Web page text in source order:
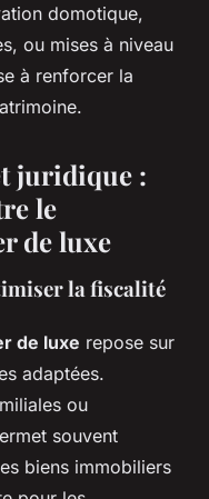
domotique,
ou mises à niveau
à renforcer la
juridique :
le
de luxe
la fiscalité
de luxe repose sur
adaptées.
ou
souvent
biens immobiliers